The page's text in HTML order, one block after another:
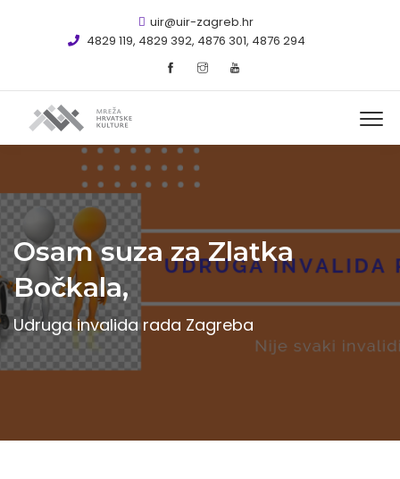
uir@uir-zagreb.hr
4829 119, 4829 392, 4876 301, 4876 294
Osam suza za Zlatka
Bočkala,
Udruga invalida rada Zagreba